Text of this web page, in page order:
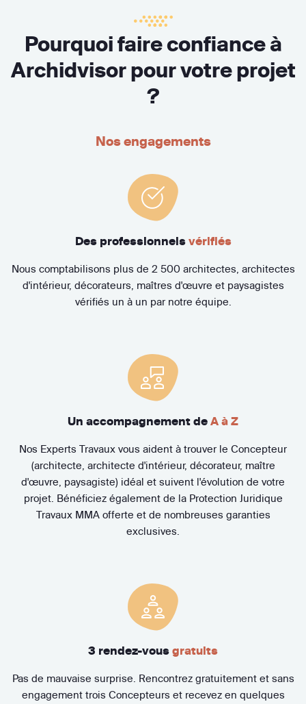
Pourquoi faire confiance à
Archidvisor pour votre projet
?
Nos engagements
Des professionnels vérifiés
Nous comptabilisons plus de 2 500 architectes, architectes
d'intérieur, décorateurs, maîtres d'œuvre et paysagistes
vérifiés un à un par notre équipe.
Un accompagnement de A à Z
Nos Experts Travaux vous aident à trouver le Concepteur
(architecte, architecte d'intérieur, décorateur, maître
d'œuvre, paysagiste) idéal et suivent l'évolution de votre
projet. Bénéficiez également de la Protection Juridique
Travaux MMA offerte et de nombreuses garanties
exclusives.
3 rendez-vous gratuits
Pas de mauvaise surprise. Rencontrez gratuitement et sans
engagement trois Concepteurs et recevez en quelques